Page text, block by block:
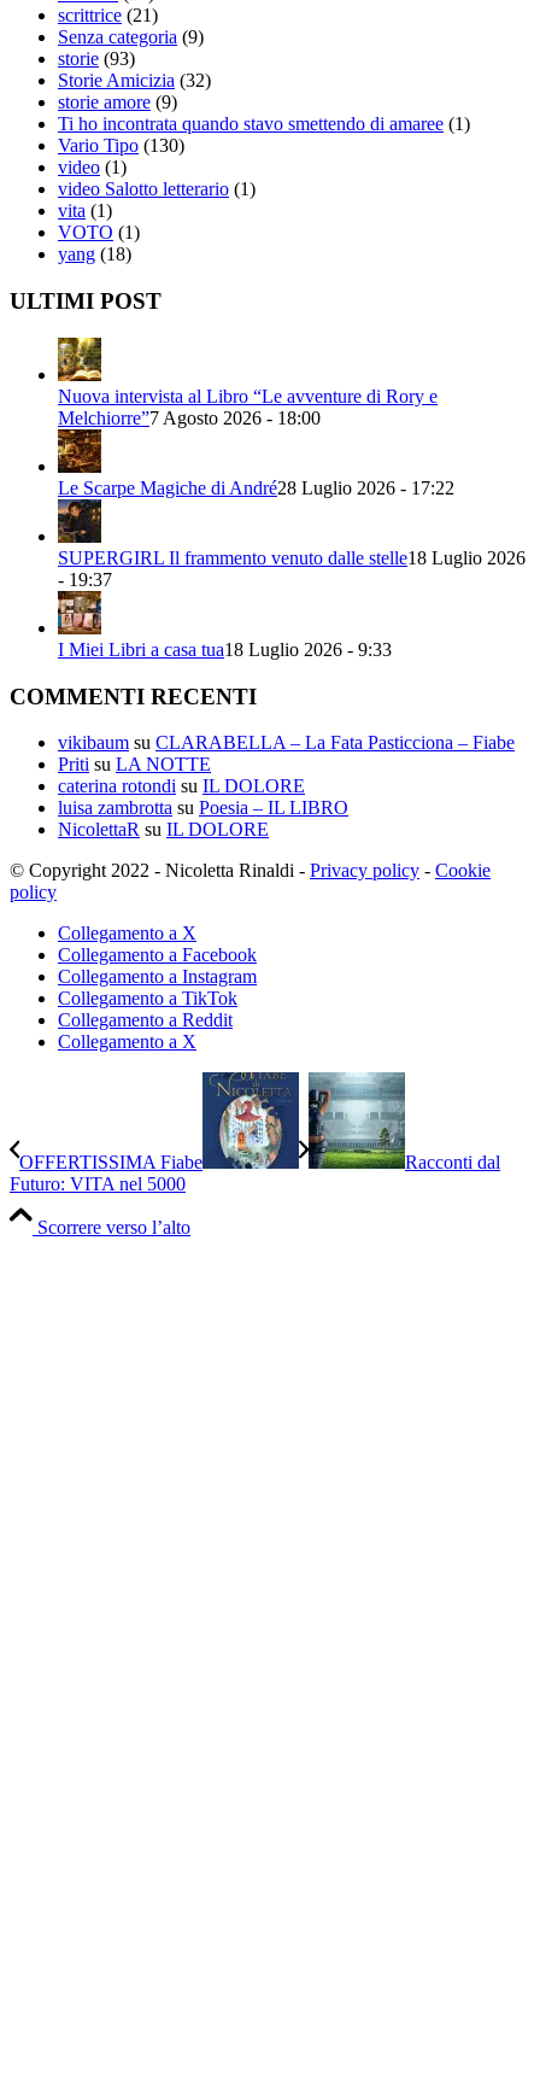
scrittrice (21)
Senza categoria (9)
storie (93)
Storie Amicizia (32)
storie amore (9)
Ti ho incontrata quando stavo smettendo di amaree (1)
Vario Tipo (130)
video (1)
video Salotto letterario (1)
vita (1)
VOTO (1)
yang (18)
ULTIMI POST
Nuova intervista al Libro “Le avventure di Rory e
Melchiorre”7 Agosto 2026 - 18:00
Le Scarpe Magiche di André28 Luglio 2026 - 17:22
SUPERGIRL Il frammento venuto dalle stelle18 Luglio 2026
- 19:37
I Miei Libri a casa tua18 Luglio 2026 - 9:33
COMMENTI RECENTI
vikibaum su CLARABELLA – La Fata Pasticciona – Fiabe
Priti su LA NOTTE
caterina rotondi su IL DOLORE
luisa zambrotta su Poesia – IL LIBRO
NicolettaR su IL DOLORE
© Copyright 2022 - Nicoletta Rinaldi - Privacy policy - Cookie
policy
Collegamento a X
Collegamento a Facebook
Collegamento a Instagram
Collegamento a TikTok
Collegamento a Reddit
Collegamento a X
OFFERTISSIMA Fiabe
Racconti dal
Futuro: VITA nel 5000
Scorrere verso l’alto